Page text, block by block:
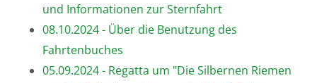
und Informationen zur Sternfahrt
08.10.2024 - Über die Benutzung des
Fahrtenbuches
05.09.2024 - Regatta um "Die Silbernen Riemen